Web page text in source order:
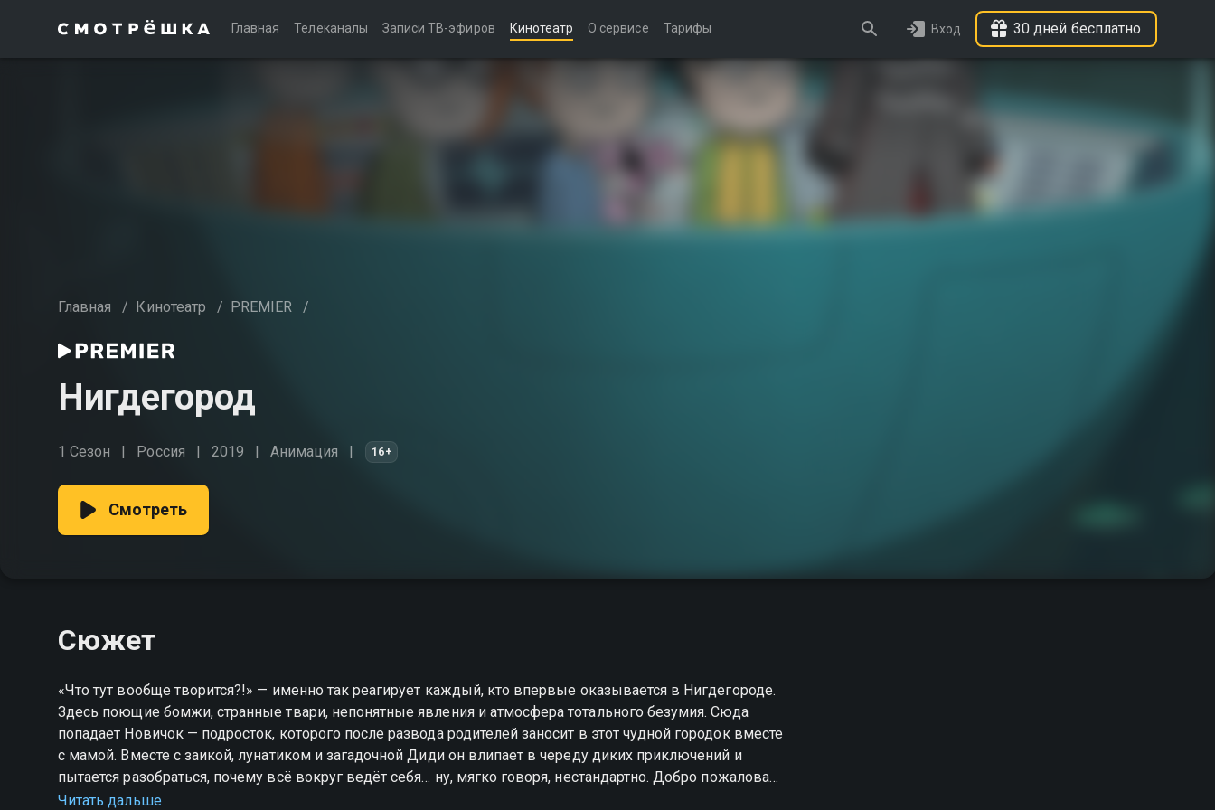
Главная Телеканалы Записи ТВ-эфиров Кинотеатр О сервисе Тарифы Вход 30 дней бесплатно
Главная / Кинотеатр / PREMIER /
Нигдегород
1 Сезон Россия 2019 Анимация 16+
Смотреть
Сюжет
«Что тут вообще творится?!» — именно так реагирует каждый, кто впервые оказывается в Нигдегороде.
Здесь поющие бомжи, странные твари, непонятные явления и атмосфера тотального безумия. Сюда
попадает Новичок — подросток, которого после развода родителей заносит в этот чудной городок вместе
с мамой. Вместе с заикой, лунатиком и загадочной Диди он влипает в череду диких приключений и
пытается разобраться, почему всё вокруг ведёт себя… ну, мягко говоря, нестандартно. Добро пожаловать
в Нигдегород — город, где логика отдыхает. «Нигдегород» — смотрите онлайн в хорошем качестве.
Читать дальше